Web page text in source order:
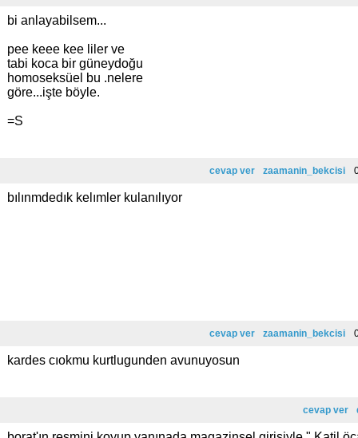
bi anlayabilsem...
pee keee kee liler ve
tabi koca bir güneydoğu
homoseksüel bu .nelere
göre...işte böyle.
=S
cevap ver zaamanin_bekcisi
bılınmdedık kelımler kulanılıyor
cevap ver zaamanin_bekcisi
kardes cıokmu kurtlugunden avunuyosun
cevap ver